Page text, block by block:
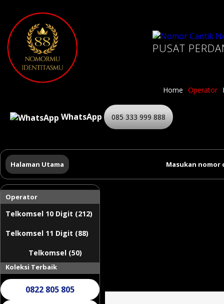
PUSAT
Home Operator
WhatsApp 085 333 999 888
Halaman Utama Masukan nomor
Operator
Telkomsel 10 Digit (212)
Telkomsel 11 Digit (88)
Telkomsel (50)
Koleksi Terbaik
0822 805 805